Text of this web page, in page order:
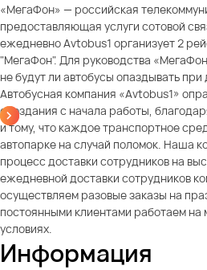
«МегаФон» — российская
предоставляющая услуги сотовой
ежедневно Avtobus1 организует 2
"МегаФон". Для руководства
не будут ли автобусы опаздывать
Автобусная компания «Avtobus1»
опоздания с начала работы,
и тому, что каждое транспортное
автопарке на случай поломок. Наша
процесс доставки сотрудников на
ежедневной доставки сотрудников
осуществляем разовые заказы на
постоянными клиентами работаем
условиях.
Информация